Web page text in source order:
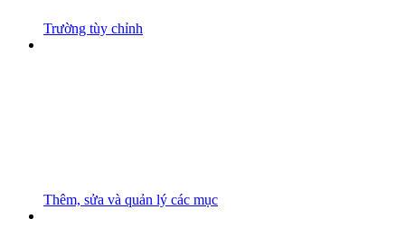
Trường tùy chỉnh
Thêm, sửa và quản lý các mục